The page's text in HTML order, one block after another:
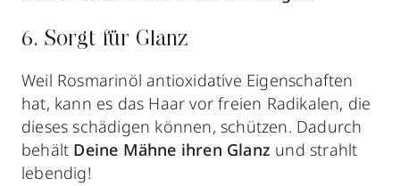
6. Sorgt für Glanz
Weil Rosmarinöl antioxidative Eigenschaften
hat, kann es das Haar vor freien Radikalen, die
dieses schädigen können, schützen. Dadurch
behält Deine Mähne ihren Glanz und strahlt
lebendig!